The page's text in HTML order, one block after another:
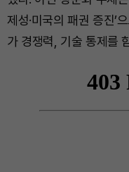
제성·미국의 패권 증진’
가 경쟁력, 기술 통제를